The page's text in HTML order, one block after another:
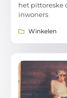
het pittoreske
inwoners
Winkelen